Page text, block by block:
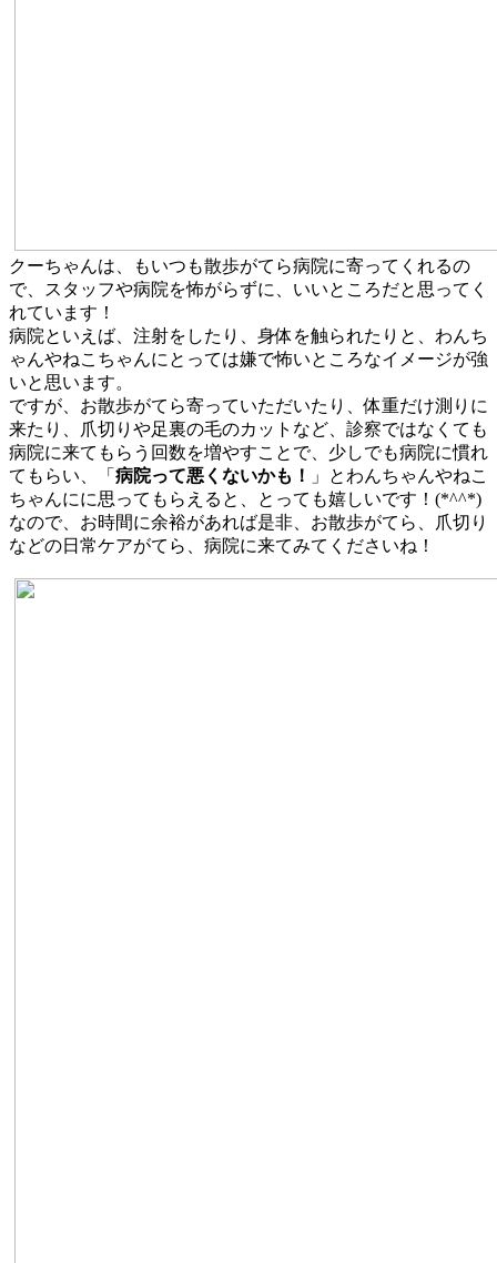
クーちゃんは、もいつも散歩がてら病院に寄ってくれるの
で、スタッフや病院を怖がらずに、いいところだと思ってく
れています！
病院といえば、注射をしたり、身体を触られたりと、わんち
ゃんやねこちゃんにとっては嫌で怖いところなイメージが強
いと思います。
ですが、お散歩がてら寄っていただいたり、体重だけ測りに
来たり、爪切りや足裏の毛のカットなど、診察ではなくても
病院に来てもらう回数を増やすことで、少しでも病院に慣れ
てもらい、「 病院って悪くないかも！
」とわんちゃんやねこ
ちゃんにに思ってもらえると、とっても嬉しいです！(*^^*)
なので、お時間に余裕があれば是非、お散歩がてら、爪切り
などの日常ケアがてら、病院に来てみてくださいね！